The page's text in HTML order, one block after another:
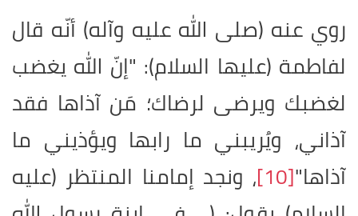
روي عنه (صلى الله عليه وآله) أنّه قال
لفاطمة (عليها السلام): "إنّ الله يغضب
لغضبك ويرضى لرضاك؛ مَن آذاها فقد
آذاني، ويُريبني ما رابها ويؤذيني ما
آذاها"[10]، ونجد إمامنا المنتظر (عليه